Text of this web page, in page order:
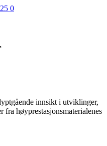
0
innsikt i utviklinger,
fra høyprestasjonsmaterialenes